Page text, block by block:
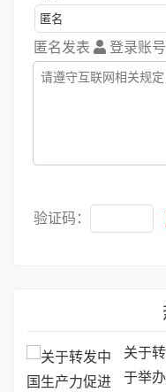
匿名发表 登录账号
验证码：
关于
于举